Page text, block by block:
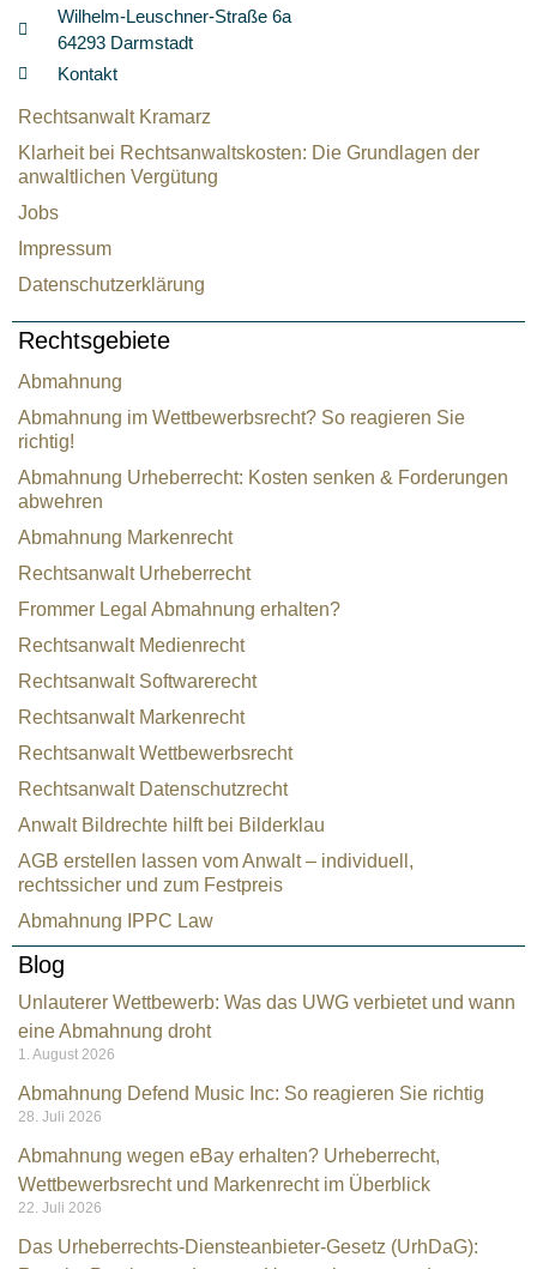
Wilhelm-Leuschner-Straße 6a
64293 Darmstadt
Kontakt
Rechtsanwalt Kramarz
Klarheit bei Rechtsanwaltskosten: Die Grundlagen der
anwaltlichen Vergütung
Jobs
Impressum
Datenschutzerklärung
Rechtsgebiete
Abmahnung
Abmahnung im Wettbewerbsrecht? So reagieren Sie
richtig!
Abmahnung Urheberrecht: Kosten senken & Forderungen
abwehren
Abmahnung Markenrecht
Rechtsanwalt Urheberrecht
Frommer Legal Abmahnung erhalten?
Rechtsanwalt Medienrecht
Rechtsanwalt Softwarerecht
Rechtsanwalt Markenrecht
Rechtsanwalt Wettbewerbsrecht
Rechtsanwalt Datenschutzrecht
Anwalt Bildrechte hilft bei Bilderklau
AGB erstellen lassen vom Anwalt – individuell,
rechtssicher und zum Festpreis
Abmahnung IPPC Law
Blog
Unlauterer Wettbewerb: Was das UWG verbietet und wann
eine Abmahnung droht
1. August 2026
Abmahnung Defend Music Inc: So reagieren Sie richtig
28. Juli 2026
Abmahnung wegen eBay erhalten? Urheberrecht,
Wettbewerbsrecht und Markenrecht im Überblick
22. Juli 2026
Das Urheberrechts-Diensteanbieter-Gesetz (UrhDaG):